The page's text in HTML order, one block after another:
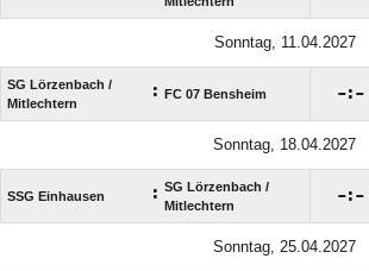
Sonntag, 11.04.2027
SG Lörzenbach /​
Mitlechtern
: FC 07 Bensheim :
Sonntag, 18.04.2027
SSG Einhausen : SG Lörzenbach /​
Mitlechtern
:
Sonntag, 25.04.2027